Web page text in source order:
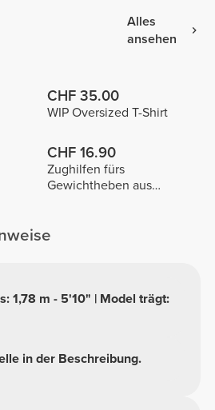
Alles
ansehen
CHF 35.00
WIP Oversized T-Shirt
CHF 16.90
Zughilfen fürs
Gewichtheben aus
in der Beschreibung.
1,78 m - 5'10" | Model trägt: